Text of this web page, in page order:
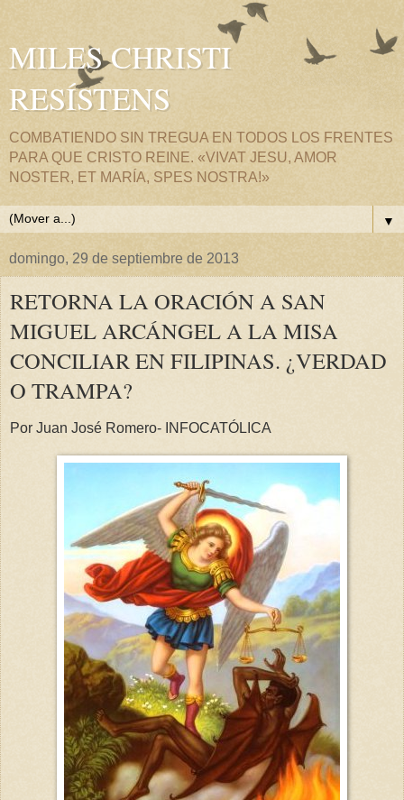
MILES CHRISTI
RESÍSTENS
COMBATIENDO SIN TREGUA EN TODOS LOS FRENTES
PARA QUE CRISTO REINE. «VIVAT JESU, AMOR
NOSTER, ET MARÍA, SPES NOSTRA!»
▼
domingo, 29 de septiembre de 2013
RETORNA LA ORACIÓN A SAN
MIGUEL ARCÁNGEL A LA MISA
CONCILIAR EN FILIPINAS. ¿VERDAD
O TRAMPA?
Por Juan José Romero- INFOCATÓLICA